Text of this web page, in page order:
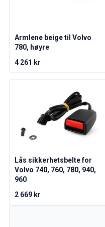
Amazon dekk/felg/navkapsler
1800 Drivstoff/Avgassystem
Volvo 1800 Karosseri
1800 Kjølesystem
1800 Motorregulering
1800 Kraftoverføring/Bakaksel
1800 Interiør
Varme/Friskluftsanlegg 1800
1800 Øvrig
Reservedeler til 140/164
Volvo 140/164 karosseri
140/164 Bremsesystem
140/164 Kjølesystem
Armlene beige til Volvo
780, høyre
4 261 kr
Lås sikkerhetsbelte for
Volvo 740, 760, 780, 940,
960
2 669 kr